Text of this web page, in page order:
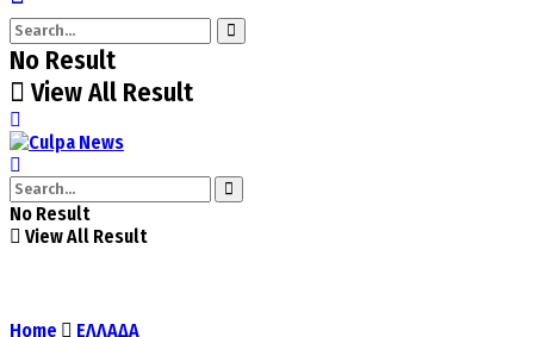
No Result
View All Result
No Result
View All Result
Home ΕΛΛΑΔΑ